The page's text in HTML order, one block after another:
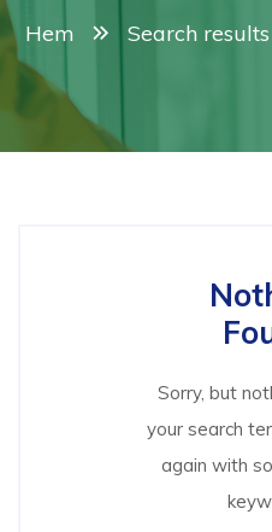
Hem Search
Sorry, but
your search
again with